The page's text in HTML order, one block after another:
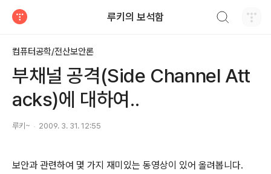
루키의 보석함
컴퓨터공학/전산보안론
부채널 공격(Side Channel Att
acks)에 대하여..
루키~ 2009. 3. 31. 12:55
보안과 관련하여 몇 가지 재미있는 동영상이 있어 올려봅니다.